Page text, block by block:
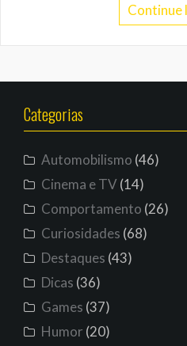
Continue
Categorias
Automobilismo (46)
Cinema e TV(14)
Comportamento (26)
Curiosidades (68)
Destaques (43)
Dicas (36)
Games (37)
Humor (20)